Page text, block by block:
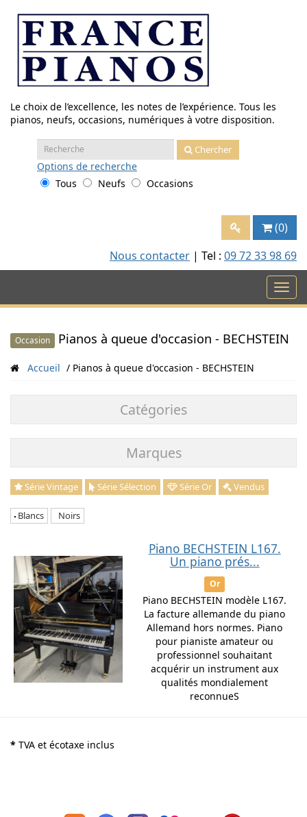
contenu
Le choix de l’excellence, les notes de l’expérience. Tous les
pianos, neufs, occasions, numériques à votre disposition.
Recherche
:
Chercher
Options de recherche
Tous
Neufs Occasions
(0)
Nous contacter | Tel : 09 72 33 98 69
Occasion Pianos à queue d'occasion - BECHSTEIN
Accueil Pianos à queue d'occasion - BECHSTEIN
Catégories
Marques
Série Vintage Série Sélection Série Or Vendus
Blancs Noirs
Piano BECHSTEIN L167.
Un piano prés...
Or
Piano BECHSTEIN modèle L167.
La facture allemande du piano
Allemand hors normes. Piano
pour pianiste amateur ou
professionnel souhaitant
acquérir un instrument aux
qualités mondialement
reconnueS
* TVA et écotaxe inclus